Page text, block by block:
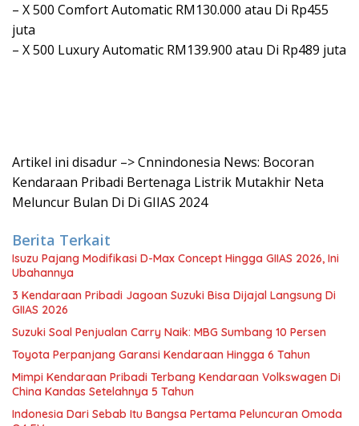
– X 500 Comfort Automatic RM130.000 atau Di Rp455
juta
– X 500 Luxury Automatic RM139.900 atau Di Rp489 juta
Artikel ini disadur –> Cnnindonesia News: Bocoran
Kendaraan Pribadi Bertenaga Listrik Mutakhir Neta
Meluncur Bulan Di Di GIIAS 2024
Berita Terkait
Isuzu Pajang Modifikasi D-Max Concept Hingga GIIAS 2026, Ini
Ubahannya
3 Kendaraan Pribadi Jagoan Suzuki Bisa Dijajal Langsung Di
GIIAS 2026
Suzuki Soal Penjualan Carry Naik: MBG Sumbang 10 Persen
Toyota Perpanjang Garansi Kendaraan Hingga 6 Tahun
Mimpi Kendaraan Pribadi Terbang Kendaraan Volkswagen Di
China Kandas Setelahnya 5 Tahun
Indonesia Dari Sebab Itu Bangsa Pertama Peluncuran Omoda